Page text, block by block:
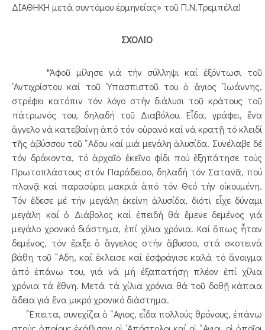
ΔΙΑΘΗΚΗ μετά συντόμου ἑρμηνείας» τοῦ Π.Ν.Τρεμπέλα)
ΣΧΟΛΙΟ
"Ἀφοῦ μίλησε γιά τήν σύλληψι καί ἐξόντωσι τοῦ
᾿Αντιχρίστου καί τοῦ ῾Υπασπιστοῦ του ὁ ἅγιος ᾿Ιωάννης,
στρέφει κατόπιν τόν λόγο στήν διάλυσι τοῦ κράτους τοῦ
πάτρωνός του, δηλαδή τοῦ Διαβόλου. Εἶδα, γράφει, ἕνα
ἄγγελο νά κατεβαίνῃ ἀπό τόν οὐρανό καί νά κρατῇ τό κλειδί
τῆς ἀβύσσου τοῦ ῞Αδου καί μιά μεγάλη ἁλυσίδα. Συνέλαβε δέ
τόν δράκοντα, τό ἀρχαῖο ἐκεῖνο φίδι πού ἐξηπάτησε τούς
Πρωτοπλάστους στόν Παράδεισο, δηλαδή τόν Σατανᾶ, πού
πλανᾷ καί παρασύρει μακριά ἀπό τόν Θεό τήν οἰκουμένη.
Τόν ἔδεσε μέ τήν μεγάλη ἐκείνη ἁλυσίδα, διότι εἶχε δύναμι
μεγάλη καί ὁ Διάβολος καί ἐπειδή θά ἔμενε δεμένος γιά
μεγάλο χρονικό διάστημα, ἐπί χίλια χρόνια. Καί ὅπως ἦταν
δεμένος, τόν ἔριξε ὁ ἄγγελος στήν ἄβυσσο, στά σκοτεινά
βάθη τοῦ ῞Αδη, καί ἔκλεισε καί ἐσφράγισε καλά τό ἄνοιγμα
ἀπό ἐπάνω του, γιά νά μή ἐξαπατήσῃ πλέον ἐπί χίλια
χρόνια τά ἔθνη. Μετά τά χίλια χρόνια θά τοῦ δοθῇ κάποια
ἄδεια γιά ἕνα μικρό χρονικό διάστημα.
῎Επειτα, συνεχίζει ὁ ῞Αγιος, εἶδα πολλούς θρόνους, ἐπάνω